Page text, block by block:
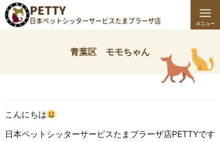
青葉区 モモちゃん
こんにちは
日本ペットシッターサービスたまプラーザ店PETTYです